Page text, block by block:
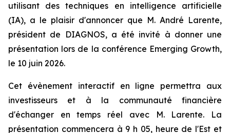
utilisant des techniques en intelligence artificielle
(IA), a le plaisir d'annoncer que M. André Larente,
président de DIAGNOS, a été invité à donner une
présentation lors de la conférence Emerging Growth,
le 10 juin 2026.
Cet évènement interactif en ligne permettra aux
investisseurs et à la communauté financière
d'échanger en temps réel avec M. Larente. La
présentation commencera à 9 h 05, heure de l'Est et